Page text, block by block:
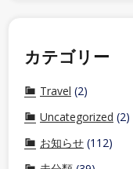
カテゴリー
Travel (2)
Uncategorized (2)
お知らせ (112)